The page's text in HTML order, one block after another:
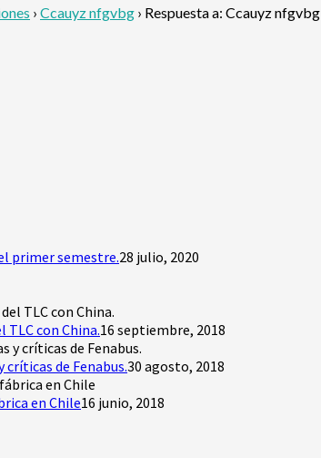
› Ccauyz nfgvbg › Respuesta a: Ccauyz nfgvbg
primer semestre.28 julio, 2020
TLC con China.16 septiembre, 2018
críticas de Fenabus.30 agosto, 2018
en Chile16 junio, 2018